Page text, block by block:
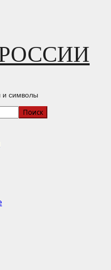
и символы